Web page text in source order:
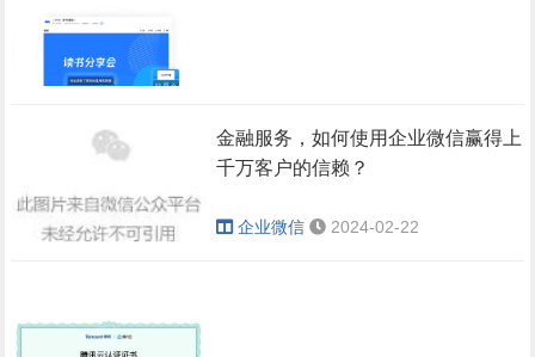
通过会议室目录，
会议组织者可以通过
会议室目录邀请入
会，清晰展现地点、
接。
同时，我们提供
敏感信息共享，高
会议水印透明度自由调整
在会中，开启水印可
有效防止敏感内容泄
Poly × 腾讯会
议：推出双模
会议室解决方
答您关心的各种问
题，让您轻松应对复
杂庞大的会议信息
您可以设置提醒，在
关键词被提及时，让
试。
面试过程中，面试官
可以通过嵌入腾讯会
议的扩展应用“面
呗”，直接查看简
历、出题、转写评
展坞已通过腾讯会议
认证，可便捷实现一
开启云录制字幕，文本内
式回顾会议内容。若您身
处嘈杂环境或只能静音播
后回顾更加高效。
金融服务，如何使用企业微信赢得上
千万客户的信赖？
企业微信 2024-02-22